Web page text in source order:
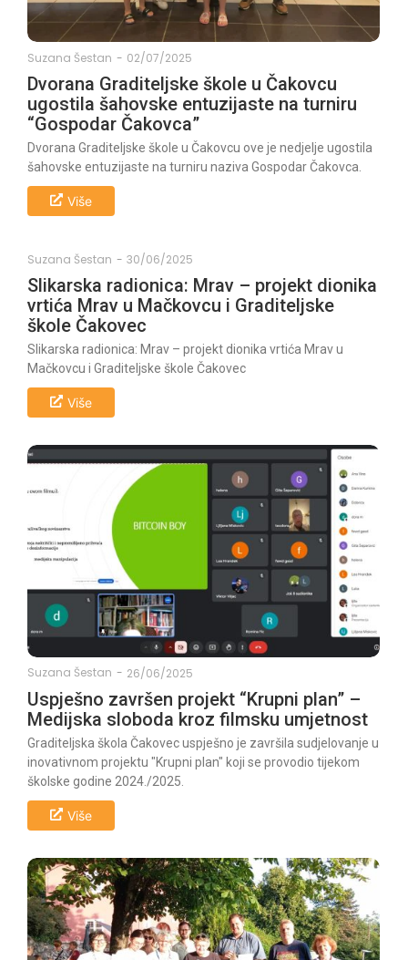
Suzana Šestan - 02/07/2025
Dvorana Graditeljske škole u Čakovcu
ugostila šahovske entuzijaste na turniru
“Gospodar Čakovca”
Dvorana Graditeljske škole u Čakovcu ove je nedjelje ugostila
šahovske entuzijaste na turniru naziva Gospodar Čakovca.
Više
Suzana Šestan - 30/06/2025
Slikarska radionica: Mrav – projekt dionika
vrtića Mrav u Mačkovcu i Graditeljske
škole Čakovec
Slikarska radionica: Mrav – projekt dionika vrtića Mrav u
Mačkovcu i Graditeljske škole Čakovec
Više
Suzana Šestan - 26/06/2025
Uspješno završen projekt “Krupni plan” –
Medijska sloboda kroz filmsku umjetnost
Graditeljska škola Čakovec uspješno je završila sudjelovanje u
inovativnom projektu "Krupni plan" koji se provodio tijekom
školske godine 2024./2025.
Više